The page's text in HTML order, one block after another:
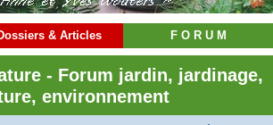
& Articles F O R U M
- Forum jardin, jardinage,
environnement